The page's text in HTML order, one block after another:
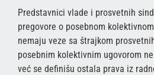
Predstavnici vlade i prosvetnih
pregovore o posebnom
nemaju veze sa štrajkom
posebnim kolektivnim ugovorom
već se definišu ostala prava iz